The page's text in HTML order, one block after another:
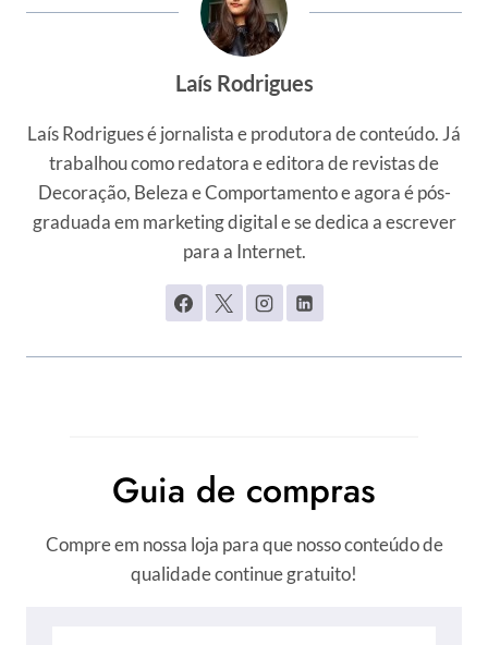
Laís Rodrigues
Laís Rodrigues é jornalista e produtora de conteúdo. Já
trabalhou como redatora e editora de revistas de
Decoração, Beleza e Comportamento e agora é pós-
graduada em marketing digital e se dedica a escrever
para a Internet.
Guia de compras
Compre em nossa loja para que nosso conteúdo de
qualidade continue gratuito!